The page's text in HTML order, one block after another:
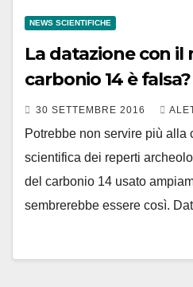
NEWS SCIENTIFICHE
La datazione con il
carbonio 14 è falsa?
30 SETTEMBRE 2016
Potrebbe non servire più alla
scientifica dei reperti
del carbonio 14 usato
sembrerebbe essere così.